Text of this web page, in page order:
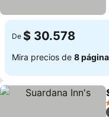
De $ 30.578
Mira precios de 8